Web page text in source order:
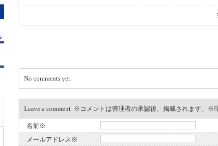
No comments yet.
Leave a comment ※コメントは管理者の承認後、掲載されます。※
名前※
メールアドレス※